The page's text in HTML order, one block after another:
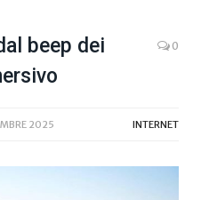
beep dei
0
2025 INTERNET